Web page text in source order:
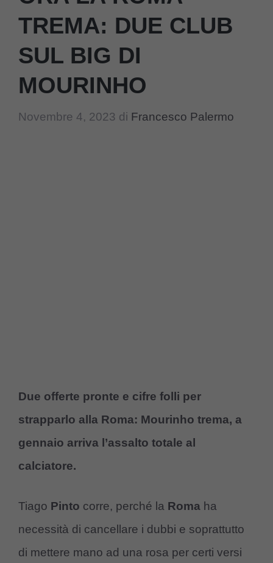
TREMA: DUE CLUB
SUL BIG DI
MOURINHO
Novembre 4, 2023 di Francesco Palermo
Due offerte pronte e cifre folli per
strapparlo alla Roma: Mourinho trema, a
gennaio arriva l’assalto totale al
calciatore.
Tiago Pinto corre, perché la Roma ha
necessità di cancellare i dubbi e soprattutto
di mettere mano ad una rosa per certi versi